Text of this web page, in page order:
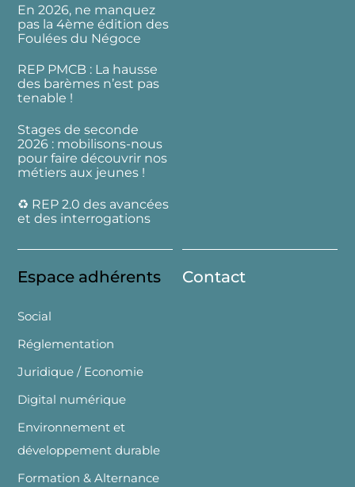
En 2026, ne manquez
pas la 4ème édition des
Foulées du Négoce
REP PMCB : La hausse
des barèmes n’est pas
tenable !
Stages de seconde
2026 : mobilisons-nous
pour faire découvrir nos
métiers aux jeunes !
♻️ REP 2.0 des avancées
et des interrogations
Espace adhérents
Social
Réglementation
Juridique / Economie
Digital numérique
Environnement et
développement durable
Formation & Alternance
Contact